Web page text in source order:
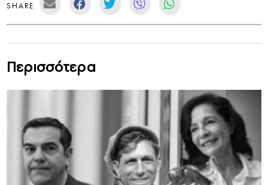
SHARE
Περισσότερα